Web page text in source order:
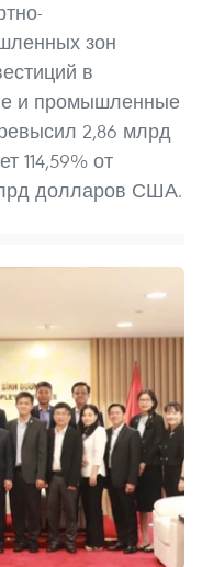
зон
в
и промышленные
2,86 млрд
114,59% от
долларов США.